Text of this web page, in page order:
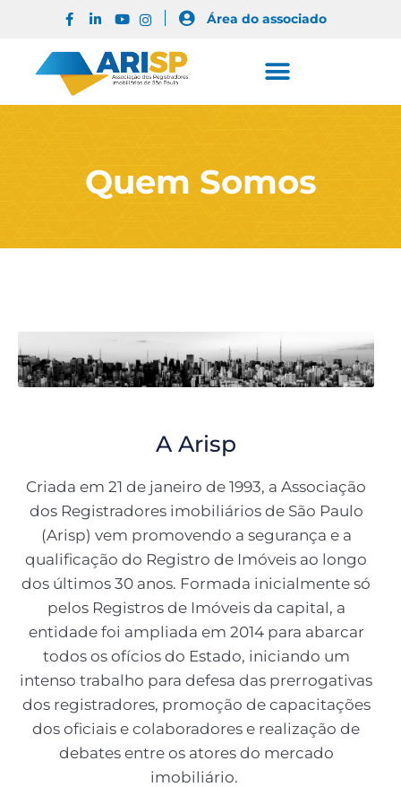
Área do associado
Quem Somos
A Arisp
Criada em 21 de janeiro de 1993, a Associação
dos Registradores imobiliários de São Paulo
(Arisp) vem promovendo a segurança e a
qualificação do Registro de Imóveis ao longo
dos últimos 30 anos. Formada inicialmente só
pelos Registros de Imóveis da capital, a
entidade foi ampliada em 2014 para abarcar
todos os ofícios do Estado, iniciando um
intenso trabalho para defesa das prerrogativas
dos registradores, promoção de capacitações
dos oficiais e colaboradores e realização de
debates entre os atores do mercado
imobiliário.